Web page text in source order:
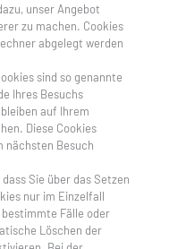
unser Angebot
zu machen. Cookies
abgelegt werden
sind so genannte
Ihres Besuchs
auf Ihrem
Diese Cookies
nächsten Besuch
Sie über das Setzen
nur im Einzelfall
Fälle oder
Löschen der